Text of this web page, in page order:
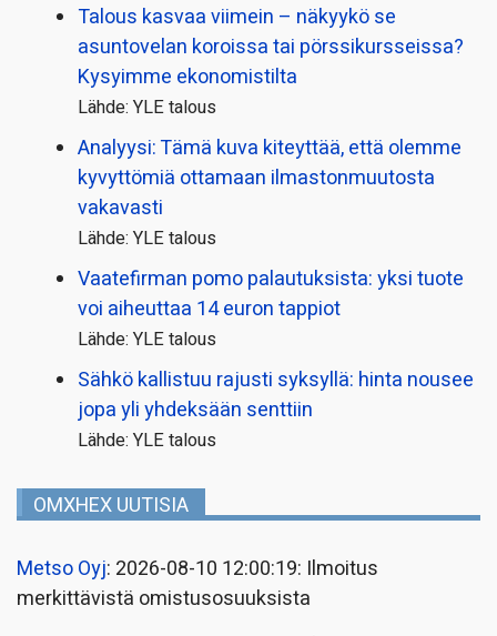
Talous kasvaa viimein – näkyykö se
asuntovelan koroissa tai pörssi­kursseissa?
Kysyimme ekonomistilta
Lähde: YLE talous
Analyysi: Tämä kuva kiteyttää, että olemme
kyvyttömiä ottamaan ilmaston­muutosta
vakavasti
Lähde: YLE talous
Vaatefirman pomo palautuksista: yksi tuote
voi aiheuttaa 14 euron tappiot
Lähde: YLE talous
Sähkö kallistuu rajusti syksyllä: hinta nousee
jopa yli yhdeksään senttiin
Lähde: YLE talous
OMXHEX UUTISIA
Metso Oyj: 2026-08-10 12:00:19: Ilmoitus
merkittävistä omistusosuuksista